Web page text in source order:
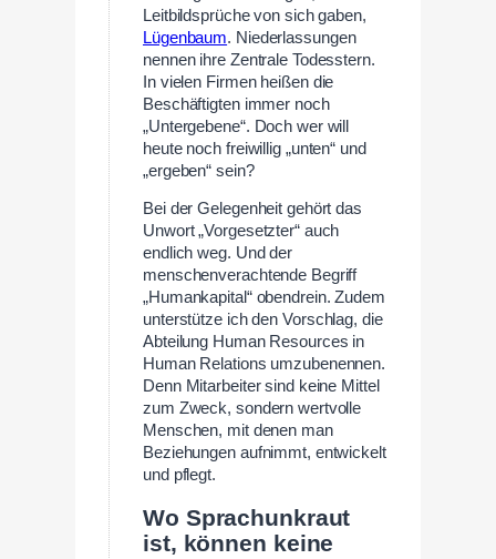
Leitbildsprüche von sich gaben,
Lügenbaum. Niederlassungen
nennen ihre Zentrale Todesstern.
In vielen Firmen heißen die
Beschäftigten immer noch
„Untergebene“. Doch wer will
heute noch freiwillig „unten“ und
„ergeben“ sein?
Bei der Gelegenheit gehört das
Unwort „Vorgesetzter“ auch
endlich weg. Und der
menschenverachtende Begriff
„Humankapital“ obendrein. Zudem
unterstütze ich den Vorschlag, die
Abteilung Human Resources in
Human Relations umzubenennen.
Denn Mitarbeiter sind keine Mittel
zum Zweck, sondern wertvolle
Menschen, mit denen man
Beziehungen aufnimmt, entwickelt
und pflegt.
Wo Sprachunkraut
ist, können keine